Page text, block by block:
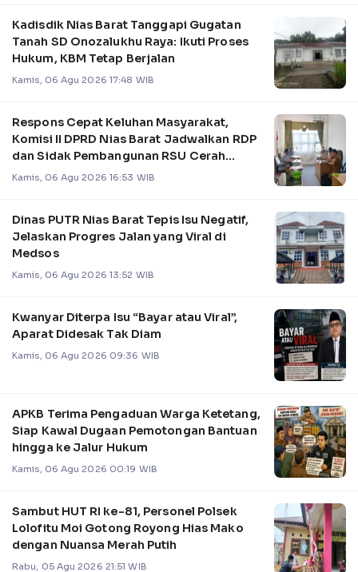
Kadisdik Nias Barat Tanggapi Gugatan
Tanah SD Onozalukhu Raya: Ikuti Proses
Hukum, KBM Tetap Berjalan
Kamis, 06 Agu 2026 17:48 WIB
Respons Cepat Keluhan Masyarakat,
Komisi II DPRD Nias Barat Jadwalkan RDP
dan Sidak Pembangunan RSU Cerah
Medika .
Kamis, 06 Agu 2026 16:53 WIB
Dinas PUTR Nias Barat Tepis Isu Negatif,
Jelaskan Progres Jalan yang Viral di
Medsos
Kamis, 06 Agu 2026 13:52 WIB
Kwanyar Diterpa Isu “Bayar atau Viral”,
Aparat Didesak Tak Diam
Kamis, 06 Agu 2026 09:36 WIB
APKB Terima Pengaduan Warga Ketetang,
Siap Kawal Dugaan Pemotongan Bantuan
hingga ke Jalur Hukum
Kamis, 06 Agu 2026 00:19 WIB
Sambut HUT RI ke-81, Personel Polsek
Lolofitu Moi Gotong Royong Hias Mako
dengan Nuansa Merah Putih
Rabu, 05 Agu 2026 21:51 WIB